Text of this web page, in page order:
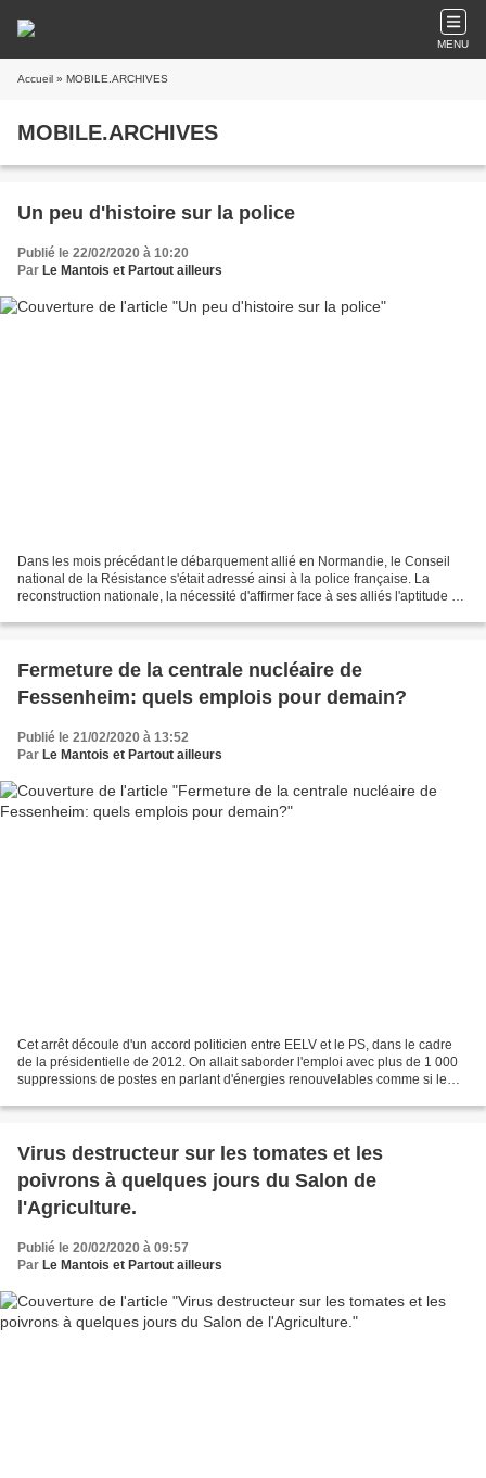
MENU
Accueil » MOBILE.ARCHIVES
MOBILE.ARCHIVES
Un peu d'histoire sur la police
Publié le 22/02/2020 à 10:20
Par Le Mantois et Partout ailleurs
Dans les mois précédant le débarquement allié en Normandie, le Conseil
national de la Résistance s'était adressé ainsi à la police française. La
reconstruction nationale, la nécessité d'affirmer face à ses alliés l'aptitude de
Fermeture de la centrale nucléaire de
Fessenheim: quels emplois pour demain?
Publié le 21/02/2020 à 13:52
Par Le Mantois et Partout ailleurs
Cet arrêt découle d'un accord politicien entre EELV et le PS, dans le cadre
de la présidentielle de 2012. On allait saborder l'emploi avec plus de 1 000
suppressions de postes en parlant d'énergies renouvelables comme si le
Virus destructeur sur les tomates et les
poivrons à quelques jours du Salon de
l'Agriculture.
Publié le 20/02/2020 à 09:57
Par Le Mantois et Partout ailleurs